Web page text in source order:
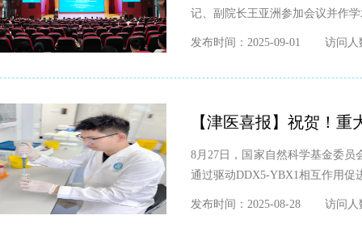
记、副院长王亚洲参加会议并作
发布时间：2025-09-01 访问人
【津医喜报】祝贺！
8月27日，国家自然科学基金委
通过驱动DDX5-YBX1相互作用促
发布时间：2025-08-28 访问人